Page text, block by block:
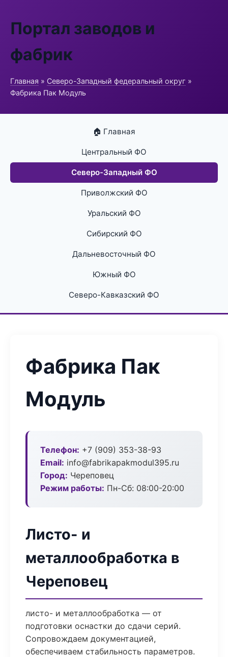
Портал заводов и
фабрик
Главная » Северо-Западный федеральный округ »
Фабрика Пак Модуль
🏠 Главная
Центральный ФО
Северо-Западный ФО
Приволжский ФО
Уральский ФО
Сибирский ФО
Дальневосточный ФО
Южный ФО
Северо-Кавказский ФО
Фабрика Пак
Модуль
Телефон: +7 (909) 353-38-93
Email: info@fabrikapakmodul395.ru
Город: Череповец
Режим работы: Пн-Сб: 08:00-20:00
Листо- и
металлообработка в
Череповец
листо- и металлообработка — от
подготовки оснастки до сдачи серий.
Сопровождаем документацией,
обеспечиваем стабильность параметров.